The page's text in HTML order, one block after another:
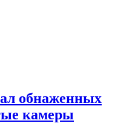
обнаженных
камеры